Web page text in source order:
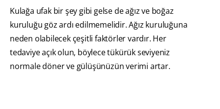
Kulağa ufak bir şey gibi gelse de ağız ve boğaz
kuruluğu göz ardı edilmemelidir. Ağız kuruluğuna
neden olabilecek çeşitli faktörler vardır. Her
tedaviye açık olun, böylece tükürük seviyeniz
normale döner ve gülüşünüzün verimi artar.